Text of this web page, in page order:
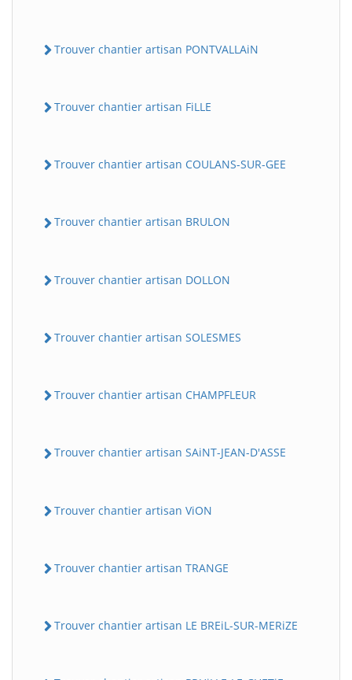
Trouver chantier artisan PONTVALLAiN
Trouver chantier artisan FiLLE
Trouver chantier artisan COULANS-SUR-GEE
Trouver chantier artisan BRULON
Trouver chantier artisan DOLLON
Trouver chantier artisan SOLESMES
Trouver chantier artisan CHAMPFLEUR
Trouver chantier artisan SAiNT-JEAN-D'ASSE
Trouver chantier artisan ViON
Trouver chantier artisan TRANGE
Trouver chantier artisan LE BREiL-SUR-MERiZE